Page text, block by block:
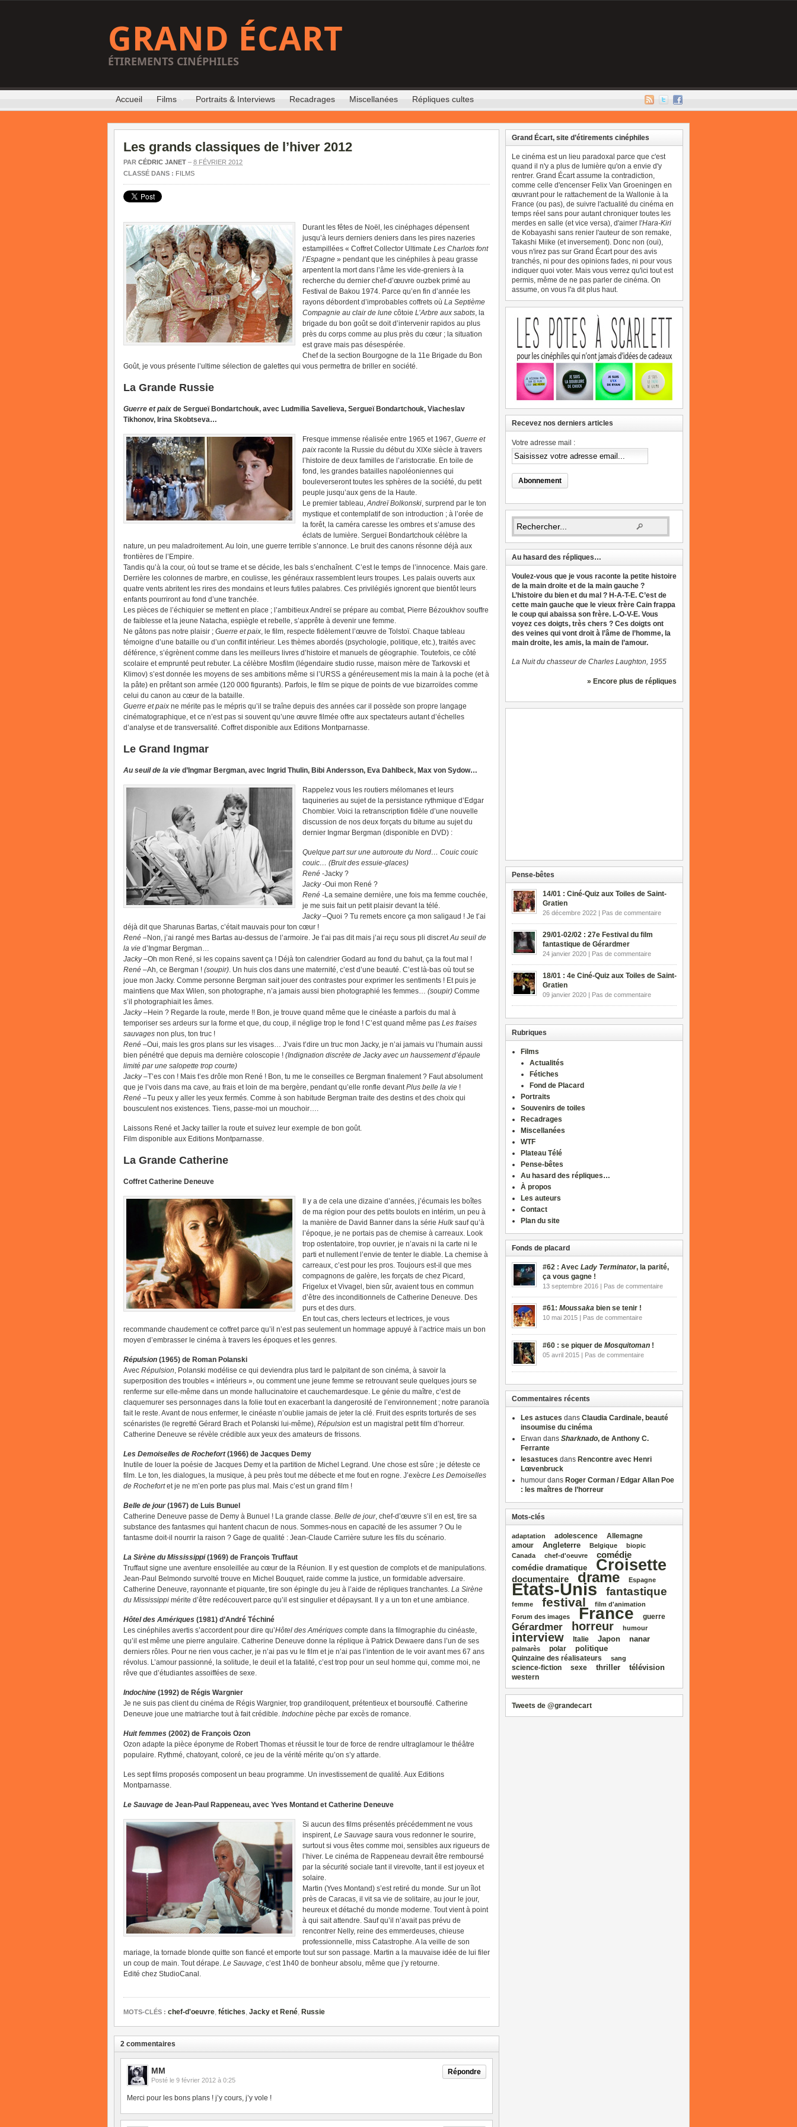
GRAND ÉCART
ÉTIREMENTS CINÉPHILES
Accueil Films Portraits & Interviews Recadrages Miscellanées Répliques cultes
Les grands classiques de l’hiver 2012
PAR CÉDRIC JANET – 8 FÉVRIER 2012
CLASSÉ DANS : FILMS
Durant les fêtes de Noël, les cinéphages dépensent
jusqu’à leurs derniers deniers dans les pires nazeries
estampillées « Coffret Collector Ultimate Les Charlots font
l’Espagne » pendant que les cinéphiles à peau grasse
arpentent la mort dans l’âme les vide-greniers à la
recherche du dernier chef-d’œuvre ouzbek primé au
Festival de Bakou 1974. Parce qu’en fin d’année les
rayons débordent d’improbables coffrets où La Septième
Compagnie au clair de lune côtoie L’Arbre aux sabots, la
brigade du bon goût se doit d’intervenir rapidos au plus
près du corps comme au plus près du cœur ; la situation
est grave mais pas désespérée.
Chef de la section Bourgogne de la 11e Brigade du Bon
Goût, je vous présente l’ultime sélection de galettes qui vous permettra de briller en société.
La Grande Russie
Guerre et paix de Sergueï Bondartchouk, avec Ludmilia Savelieva, Sergueï Bondartchouk, Viacheslav
Tikhonov, Irina Skobtseva…
Fresque immense réalisée entre 1965 et 1967, Guerre et
paix raconte la Russie du début du XIXe siècle à travers
l’histoire de deux familles de l’aristocratie. En toile de
fond, les grandes batailles napoléoniennes qui
bouleverseront toutes les sphères de la société, du petit
peuple jusqu’aux gens de la Haute.
Le premier tableau,Andreï Bolkonski, surprend par le ton
mystique et contemplatif de son introduction ; à l’orée de
la forêt, la caméra caresse les ombres et s’amuse des
éclats de lumière. Sergueï Bondartchouk célèbre la
nature, un peu maladroitement. Au loin, une guerre terrible s’annonce. Le bruit des canons résonne déjà aux
frontières de l’Empire.
Tandis qu’à la cour, où tout se trame et se décide, les bals s’enchaînent. C’est le temps de l’innocence. Mais gare.
Derrière les colonnes de marbre, en coulisse, les généraux rassemblent leurs troupes. Les palais ouverts aux
quatre vents abritent les rires des mondains et leurs futiles palabres. Ces privilégiés ignorent que bientôt leurs
enfants pourriront au fond d’une tranchée.
Les pièces de l’échiquier se mettent en place ; l’ambitieux Andreï se prépare au combat, Pierre Bézoukhov souffre
de faiblesse et la jeune Natacha, espiègle et rebelle, s’apprête à devenir une femme.
Ne gâtons pas notre plaisir ; Guerre et paix, le film, respecte fidèlement l’œuvre de Tolstoï. Chaque tableau
témoigne d’une bataille ou d’un conflit intérieur. Les thèmes abordés (psychologie, politique, etc.), traités avec
déférence, s’égrènent comme dans les meilleurs livres d’histoire et manuels de géographie. Toutefois, ce côté
scolaire et emprunté peut rebuter. La célèbre Mosfilm (légendaire studio russe, maison mère de Tarkovski et
Klimov) s’est donnée les moyens de ses ambitions même si l’URSS a généreusement mis la main à la poche (et à
la pâte) en prêtant son armée (120 000 figurants). Parfois, le film se pique de points de vue bizarroïdes comme
celui du canon au cœur de la bataille.
Guerre et paix ne mérite pas le mépris qu’il se traîne depuis des années car il possède son propre langage
cinématographique, et ce n’est pas si souvent qu’une œuvre filmée offre aux spectateurs autant d’échelles
d’analyse et de transversalité. Coffret disponible aux Editions Montparnasse.
Le Grand Ingmar
Au seuil de la vie d’Ingmar Bergman, avec Ingrid Thulin, Bibi Andersson, Eva Dahlbeck, Max von Sydow…
Rappelez vous les routiers mélomanes et leurs
taquineries au sujet de la persistance rythmique d’Edgar
Chombier. Voici la retranscription fidèle d’une nouvelle
discussion de nos deux forçats du bitume au sujet du
dernier Ingmar Bergman (disponible en DVD) :
Quelque part sur une autoroute du Nord… Couic couic
couic… (Bruit des essuie-glaces)
René -Jacky ?
Jacky-Oui mon René ?
René -La semaine dernière, une fois ma femme couchée,
je me suis fait un petit plaisir devant la télé.
Jacky–Quoi ? Tu remets encore ça mon saligaud ! Je t’ai
déjà dit que Sharunas Bartas, c’était mauvais pour ton cœur !
René –Non, j’ai rangé mes Bartas au-dessus de l’armoire. Je t’ai pas dit mais j’ai reçu sous pli discretAu seuil de
la vie d’Ingmar Bergman…
Jacky–Oh mon René, si les copains savent ça ! Déjà ton calendrier Godard au fond du bahut, ça la fout mal !
René –Ah, ce Bergman ! (soupir). Un huis clos dans une maternité, c’est d’une beauté. C’est là-bas où tout se
joue mon Jacky. Comme personne Bergman sait jouer des contrastes pour exprimer les sentiments ! Et puis je
maintiens que Max Wilen, son photographe, n’a jamais aussi bien photographié les femmes… (soupir) Comme
s’il photographiait les âmes.
Jacky–Hein ? Regarde la route, merde !! Bon, je trouve quand même que le cinéaste a parfois du mal à
temporiser ses ardeurs sur la forme et que, du coup, il néglige trop le fond ! C’est quand même pas Les fraises
sauvages non plus, ton truc !
René –Oui, mais les gros plans sur les visages… J’vais t’dire un truc mon Jacky, je n’ai jamais vu l’humain aussi
bien pénétré que depuis ma dernière coloscopie ! (Indignation discrète de Jacky avec un haussement d’épaule
limité par une salopette trop courte)
Jacky–T’es con ! Mais t’es drôle mon René ! Bon, tu me le conseilles ce Bergman finalement ? Faut absolument
que je l’vois dans ma cave, au frais et loin de ma bergère, pendant qu’elle ronfle devantPlus belle la vie !
René –Tu peux y aller les yeux fermés. Comme à son habitude Bergman traite des destins et des choix qui
bousculent nos existences. Tiens, passe-moi un mouchoir….
Laissons René et Jacky tailler la route et suivez leur exemple de bon goût.
Film disponible aux Editions Montparnasse.
La Grande Catherine
Coffret Catherine Deneuve
Il y a de cela une dizaine d’années, j’écumais les boîtes
de ma région pour des petits boulots en intérim, un peu à
la manière de David Banner dans la série Hulksauf qu’à
l’époque, je ne portais pas de chemise à carreaux. Look
trop ostentatoire, trop ouvrier, je n’avais ni la carte ni le
parti et nullement l’envie de tenter le diable. La chemise à
carreaux, c’est pour les pros. Toujours est-il que mes
compagnons de galère, les forçats de chez Picard,
Frigelux et Vivagel, bien sûr, avaient tous en commun
d’être des inconditionnels de Catherine Deneuve. Des
purs et des durs.
En tout cas, chers lecteurs et lectrices, je vous
recommande chaudement ce coffret parce qu’il n’est pas seulement un hommage appuyé à l’actrice mais un bon
moyen d’embrasser le cinéma à travers les époques et les genres.
Répulsion (1965) de Roman Polanski
Avec Répulsion, Polanski modélise ce qui deviendra plus tard le palpitant de son cinéma, à savoir la
superposition des troubles « intérieurs », ou comment une jeune femme se retrouvant seule quelques jours se
renferme sur elle-même dans un monde hallucinatoire et cauchemardesque. Le génie du maître, c’est de
claquemurer ses personnages dans la folie tout en exacerbant la dangerosité de l’environnement ; notre paranoïa
fait le reste. Avant de nous enfermer, le cinéaste n’oublie jamais de jeter la clé. Fruit des esprits torturés de ses
scénaristes (le regretté Gérard Brach et Polanski lui-même), Répulsion est un magistral petit film d’horreur.
Catherine Deneuve se révèle crédible aux yeux des amateurs de frissons.
Les Demoiselles de Rochefort(1966) de Jacques Demy
Inutile de louer la poésie de Jacques Demy et la partition de Michel Legrand. Une chose est sûre ; je déteste ce
film. Le ton, les dialogues, la musique, à peu près tout me débecte et me fout en rogne. J’exècre Les Demoiselles
de Rochefortet je ne m’en porte pas plus mal. Mais c’est un grand film !
Belle de jour(1967) de Luis Bunuel
Catherine Deneuve passe de Demy à Bunuel ! La grande classe. Belle de jour, chef-d’œuvre s’il en est, tire sa
substance des fantasmes qui hantent chacun de nous. Sommes-nous en capacité de les assumer ? Ou le
fantasme doit-il nourrir la raison ? Gage de qualité : Jean-Claude Carrière suture les fils du scénario.
La Sirène du Mississippi(1969) de François Truffaut
Truffaut signe une aventure ensoleillée au cœur de la Réunion. Il y est question de complots et de manipulations.
Jean-Paul Belmondo survolté trouve en Michel Bouquet, raide comme la justice, un formidable adversaire.
Catherine Deneuve, rayonnante et piquante, tire son épingle du jeu à l’aide de répliques tranchantes. La Sirène
du Mississippi mérite d’être redécouvert parce qu’il est singulier et dépaysant. Il y a un ton et une ambiance.
Hôtel des Amériques (1981) d’André Téchiné
Les cinéphiles avertis s’accordent pour dire qu’Hôtel des Amériques compte dans la filmographie du cinéaste,
qu’il est même une pierre angulaire. Catherine Deneuve donne la réplique à Patrick Dewaere dans l’un de ses
derniers rôles. Pour ne rien vous cacher, je n’ai pas vu le film et je n’ai pas l’intention de le voir avant mes 67 ans
révolus. L’amour passionné, la solitude, le deuil et la fatalité, c’est trop pour un seul homme qui, comme moi, ne
rêve que d’étudiantes assoiffées de sexe.
Indochine (1992) de Régis Wargnier
Je ne suis pas client du cinéma de Régis Wargnier, trop grandiloquent, prétentieux et boursouflé. Catherine
Deneuve joue une matriarche tout à fait crédible. Indochine pèche par excès de romance.
Huit femmes (2002) de François Ozon
Ozon adapte la pièce éponyme de Robert Thomas et réussit le tour de force de rendre ultraglamour le théâtre
populaire. Rythmé, chatoyant, coloré, ce jeu de la vérité mérite qu’on s’y attarde.
Les sept films proposés composent un beau programme. Un investissement de qualité. Aux Editions
Montparnasse.
Le Sauvage de Jean-Paul Rappeneau, avec Yves Montand et Catherine Deneuve
Si aucun des films présentés précédemment ne vous
inspirent, Le Sauvage saura vous redonner le sourire,
surtout si vous êtes comme moi, sensibles aux rigueurs de
l’hiver. Le cinéma de Rappeneau devrait être remboursé
par la sécurité sociale tant il virevolte, tant il est joyeux et
solaire.
Martin (Yves Montand) s’est retiré du monde. Sur un îlot
près de Caracas, il vit sa vie de solitaire, au jour le jour,
heureux et détaché du monde moderne. Tout vient à point
à qui sait attendre. Sauf qu’il n’avait pas prévu de
rencontrer Nelly, reine des emmerdeuses, chieuse
professionnelle, miss Catastrophe. A la veille de son
mariage, la tornade blonde quitte son fiancé et emporte tout sur son passage. Martin a la mauvaise idée de lui filer
un coup de main. Tout dérape. Le Sauvage, c’est 1h40 de bonheur absolu, même que j’y retourne.
Edité chez StudioCanal.
MOTS-CLÉS : chef-d'oeuvre, fétiches, Jacky et René, Russie
2 commentaires
Répondre
MM
Posté le 9 février 2012 à 0:25
Merci pour les bons plans ! j’y cours, j’y vole !
Grand Écart, site d’étirements cinéphiles
Le cinéma est un lieu paradoxal parce que c'est
quand il n'y a plus de lumière qu'on a envie d'y
rentrer. Grand Écart assume la contradiction,
comme celle d'encenser Felix Van Groeningen en
œuvrant pour le rattachement de la Wallonie à la
France (ou pas), de suivre l'actualité du cinéma en
temps réel sans pour autant chroniquer toutes les
merdes en salle (et vice versa), d'aimer l'Hara-Kiri
de Kobayashi sans renier l'auteur de son remake,
Takashi Miike (et inversement). Donc non (oui),
vous n'irez pas sur Grand Écart pour des avis
tranchés, ni pour des opinions fades, ni pour vous
indiquer quoi voter. Mais vous verrez qu'ici tout est
permis, même de ne pas parler de cinéma. On
assume, on vous l'a dit plus haut.
Recevez nos derniers articles
Votre adresse mail :
Au hasard des répliques…
Voulez-vous que je vous raconte la petite histoire
de la main droite et de la main gauche ?
L’histoire du bien et du mal ? H-A-T-E. C’est de
cette main gauche que le vieux frère Cain frappa
le coup qui abaissa son frère. L-O-V-E. Vous
voyez ces doigts, très chers ? Ces doigts ont
des veines qui vont droit à l’âme de l’homme, la
main droite, les amis, la main de l’amour.
La Nuit du chasseur de Charles Laughton, 1955
» Encore plus de répliques
Pense-bêtes
14/01 : Ciné-Quiz aux Toiles de Saint-
Gratien
26 décembre 2022 | Pas de commentaire
29/01-02/02 : 27e Festival du film
fantastique de Gérardmer
24 janvier 2020 | Pas de commentaire
18/01 : 4e Ciné-Quiz aux Toiles de Saint-
Gratien
09 janvier 2020 | Pas de commentaire
Rubriques
Films
Actualités
Fétiches
Fond de Placard
Portraits
Souvenirs de toiles
Recadrages
Miscellanées
WTF
Plateau Télé
Pense-bêtes
Au hasard des répliques…
À propos
Les auteurs
Contact
Plan du site
Fonds de placard
#62 : Avec Lady Terminator, la parité,
ça vous gagne !
13 septembre 2016 | Pas de commentaire
#61: Moussaka bien se tenir !
10 mai 2015 | Pas de commentaire
#60 : se piquer de Mosquitoman !
05 avril 2015 | Pas de commentaire
Commentaires récents
Les astuces dans Claudia Cardinale, beauté
insoumise du cinéma
Erwan dans Sharknado, de Anthony C.
Ferrante
lesastuces dans Rencontre avec Henri
Lœvenbruck
humour dans Roger Corman / Edgar Allan Poe
: les maîtres de l’horreur
Mots-clés
adaptation adolescence Allemagne
amour Angleterre Belgique
biopic
Canada
chef‑d'oeuvre comédie
comédie dramatique Croisette
documentaire drame Espagne
Etats‑Unis fantastique
femme festival
film d'animation
Forum des images
France guerre
Gérardmer horreur humour
interview Italie Japon nanar
palmarès polar politique
Quinzaine des réalisateurs sang
science‑fiction sexe thriller télévision
western
Tweets de @grandecart